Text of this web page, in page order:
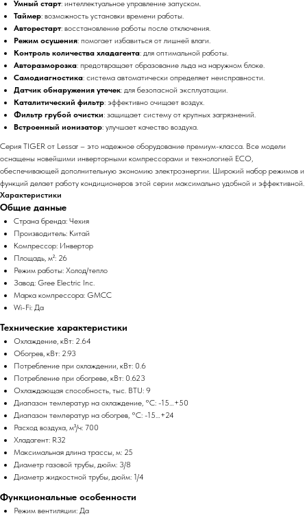
Умный старт: интеллектуальное управление запуском.
Таймер: возможность установки времени работы.
Авторестарт: восстановление работы после отключения.
Режим осушения: помогает избавиться от лишней влаги.
Контроль количества хладагента: для оптимальной работы.
Авторазморозка: предотвращает образование льда на наружном блоке.
Самодиагностика: система автоматически определяет неисправности.
Датчик обнаружения утечек: для безопасной эксплуатации.
Каталитический фильтр: эффективно очищает воздух.
Фильтр грубой очистки: защищает систему от крупных загрязнений.
Встроенный ионизатор: улучшает качество воздуха.
Серия TIGER от Lessar – это надежное оборудование премиум-класса. Все модели
оснащены новейшими инверторными компрессорами и технологией ECO,
обеспечивающей дополнительную экономию электроэнергии. Широкий набор режимов и
функций делает работу кондиционеров этой серии максимально удобной и эффективной.
Характеристики
Общие данные
Страна бренда: Чехия
Производитель: Китай
Компрессор: Инвертор
Площадь, м²: 26
Режим работы: Холод/тепло
Завод: Gree Electric Inc.
Марка компрессора: GMCC
Wi-Fi: Да
Технические характеристики
Охлаждение, кВт: 2.64
Обогрев, кВт: 2.93
Потребление при охлаждении, кВт: 0.6
Потребление при обогреве, кВт: 0.623
Охлаждающая способность, тыс. BTU: 9
Диапазон температур на охлаждение, °C: -15…+50
Диапазон температур на обогрев, °C: -15…+24
Расход воздуха, м³/ч: 700
Хладагент: R32
Максимальная длина трассы, м: 25
Диаметр газовой трубы, дюйм: 3/8
Диаметр жидкостной трубы, дюйм: 1/4
Функциональные особенности
Режим вентиляции: Да